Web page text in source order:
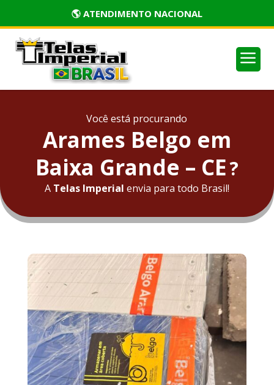
🏅 PRODUTOS CERTIFICADOS
a
Você está procurando
Arames Belgo em
Baixa Grande – CE?
A Telas Imperial envia para todo Brasil!